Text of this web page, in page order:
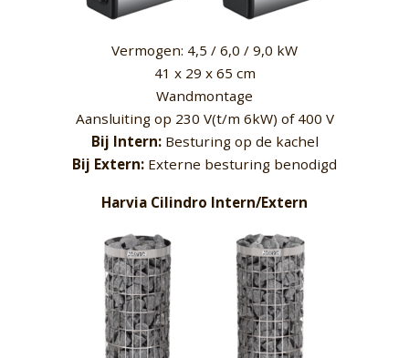
Vermogen: 4,5 / 6,0 / 9,0 kW
41 x 29 x 65 cm
Wandmontage
Aansluiting op 230 V(t/m 6kW) of 400 V
Bij Intern:Besturing op de kachel
Bij Extern: Externe besturing benodigd
Harvia Cilindro Intern/Extern